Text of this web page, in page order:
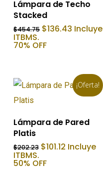
Lámpara de Techo
Stacked
$454.75 El
original
$136.43El
precio
Incluye
ITBMS.
70% OFF
¡Oferta!
Añadir Al Carrito
Lámpara de Pared
Platis
$202.23 El
original
$101.12El
precio
Incluye
ITBMS.
50% OFF